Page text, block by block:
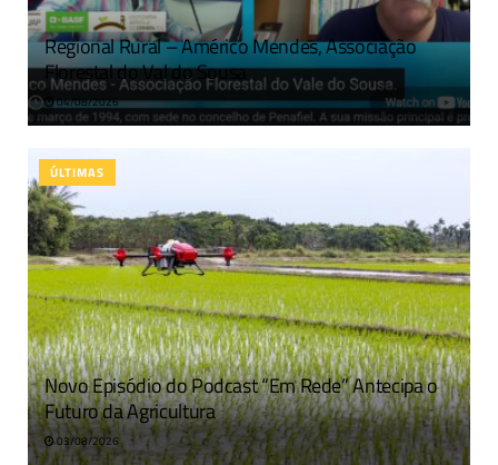
Regional Rural – Américo Mendes, Associação
Florestal do Val do Sousa
04/08/2026
ÚLTIMAS
Novo Episódio do Podcast “Em Rede” Antecipa o
Futuro da Agricultura
03/08/2026